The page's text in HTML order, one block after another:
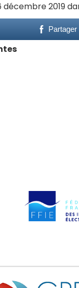
décembre 2019
Partager